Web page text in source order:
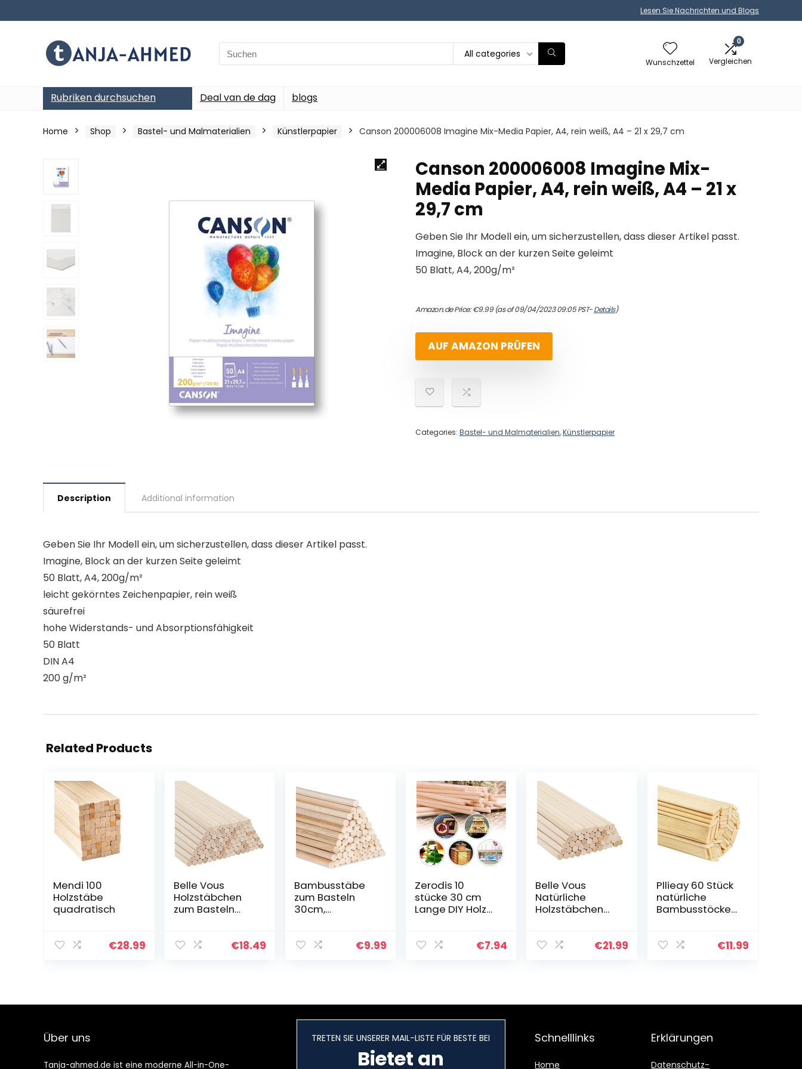
Lesen Sie Nachrichten und Blogs
Search
for:
All categories
Wunschzettel
0
Vergleichen
Rubriken durchsuchen Deal van de dag blogs
Home Shop Bastel- und Malmaterialien Künstlerpapier Canson 200006008 Imagine Mix-Media Papier, A4, rein weiß, A4 – 21 x 29,7 cm
Canson 200006008 Imagine Mix-
Media Papier, A4, rein weiß, A4 – 21 x
29,7 cm
Geben Sie Ihr Modell ein, um sicherzustellen, dass dieser Artikel passt.
Imagine, Block an der kurzen Seite geleimt
50 Blatt, A4, 200g/m²
Amazon.de Price:€9.99(as of 09/04/2023 09:05 PST-Details)
AUF AMAZON PRÜFEN
Categories: Bastel- und Malmaterialien,Künstlerpapier
Description Additional information
Geben Sie Ihr Modell ein, um sicherzustellen, dass dieser Artikel passt.
Imagine, Block an der kurzen Seite geleimt
50 Blatt, A4, 200g/m²
leicht gekörntes Zeichenpapier, rein weiß
säurefrei
hohe Widerstands- und Absorptionsfähigkeit
50 Blatt
DIN A4
200 g/m²
Related Products
Mendi 100
Holzstäbe
quadratisch
€28.99
Belle Vous
Holzstäbchen
zum Basteln
(100er Pack)€18.49
Bambusstäbe
zum Basteln
30cm,
Stück
€9.99
Zerodis 10
stücke 30 cm
Lange DIY Holz
Holzbau Stöcke
€7.94
Belle Vous
Natürliche
Holzstäbchen
Langes
€21.99
Pllieay 60 Stück
natürliche
Bambusstöcke
Extra Lange
€11.99
Über uns
Tanja-ahmed.de ist eine moderne All-in-One-
TRETEN SIE UNSERER MAIL-LISTE FÜR BESTE BEI
Bietet an
Schnelllinks
Home
Erklärungen
Datenschutz-